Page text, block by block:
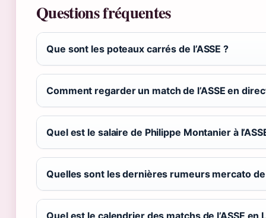
Questions fréquentes
Que sont les poteaux carrés de l’ASSE ?
Comment regarder un match de l’ASSE en
Quel est le salaire de Philippe Montanier à
Quelles sont les dernières rumeurs mercato de